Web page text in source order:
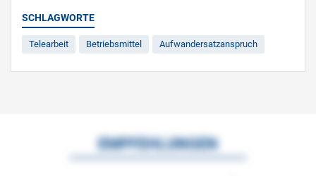
SCHLAGWORTE
Telearbeit Betriebsmittel Aufwandersatzanspruch
EMPFEHLUNGEN